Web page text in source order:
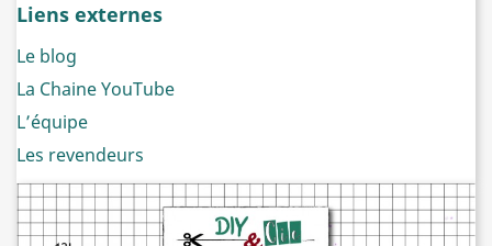
Liens externes
Le blog
La Chaine YouTube
L’équipe
Les revendeurs